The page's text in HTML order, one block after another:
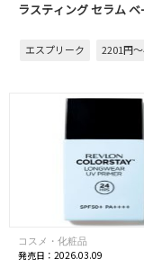
ラスティング セラム ベ
エスプリーク 2201円
コスメ・化粧品
発売日：2026.03.09